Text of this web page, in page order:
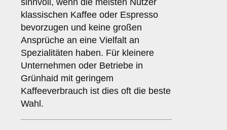
sinnvoll, wenn die meisten Nutzer
klassischen Kaffee oder Espresso
bevorzugen und keine großen
Ansprüche an eine Vielfalt an
Spezialitäten haben. Für kleinere
Unternehmen oder Betriebe in
Grünhaid mit geringem
Kaffeeverbrauch ist dies oft die beste
Wahl.